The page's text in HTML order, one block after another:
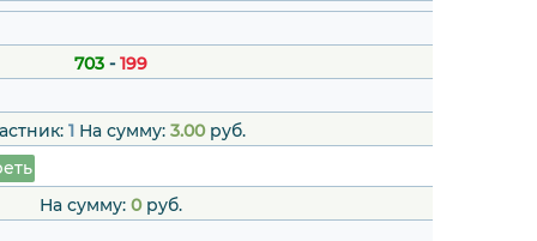
703-199
1 На сумму: 3.00руб.
На сумму: 0руб.